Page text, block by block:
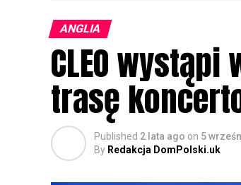
ANGLIA
CLEO
trasę
Published 2 lata ago on 5
By Redakcja DomPolski.uk